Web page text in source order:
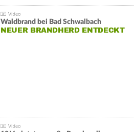
Waldbrand bei Bad Schwalbach
NEUER BRANDHERD ENTDECKT